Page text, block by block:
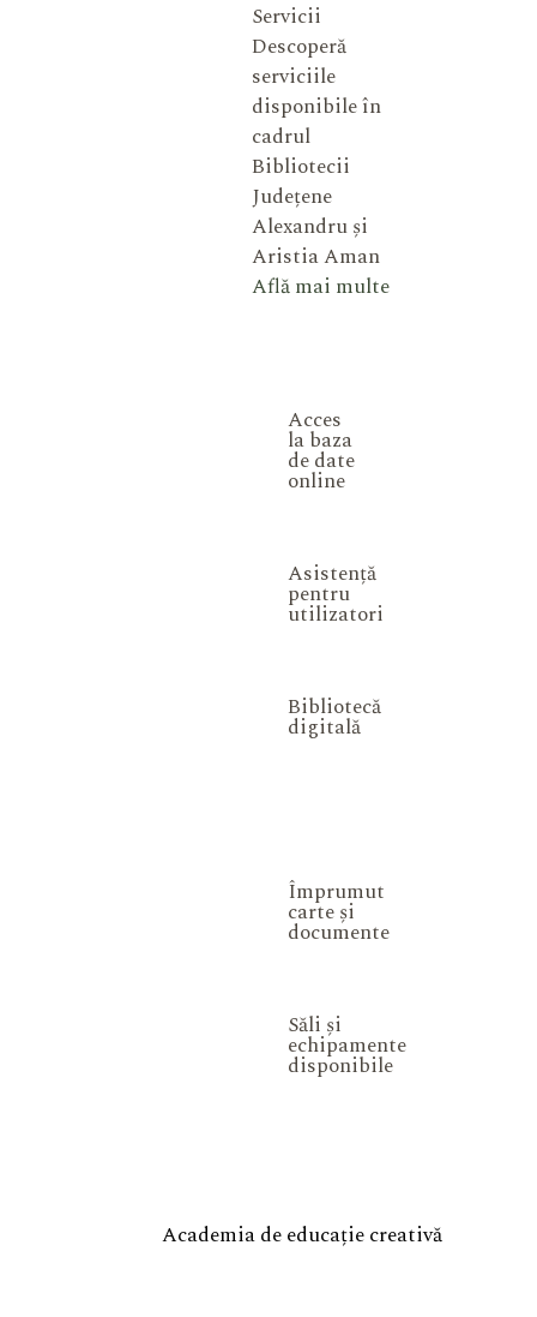
Servicii
Descoperă
serviciile
disponibile în
cadrul
Bibliotecii
Județene
Alexandru și
Aristia Aman
Află mai multe
Acces
la baza
de date
online
Asistență
pentru
utilizatori
Bibliotecă
digitală
Împrumut
carte și
documente
Săli și
echipamente
disponibile
Academia de educație creativă